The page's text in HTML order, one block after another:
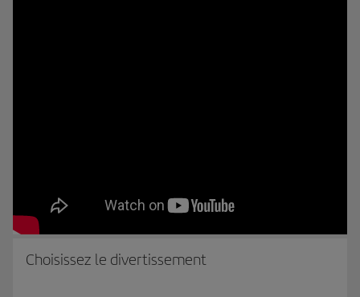
Choisissez le divertissement